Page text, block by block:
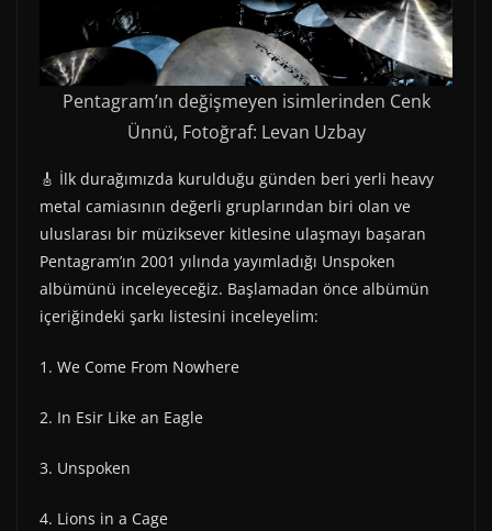
Pentagram’ın değişmeyen isimlerinden Cenk
Ünnü, Fotoğraf: Levan Uzbay
🎸 İlk durağımızda kurulduğu günden beri yerli heavy
metal camiasının değerli gruplarından biri olan ve
uluslarası bir müziksever kitlesine ulaşmayı başaran
Pentagram’ın 2001 yılında yayımladığı Unspoken
albümünü inceleyeceğiz. Başlamadan önce albümün
içeriğindeki şarkı listesini inceleyelim:
1. We Come From Nowhere
2. In Esir Like an Eagle
3. Unspoken
4. Lions in a Cage